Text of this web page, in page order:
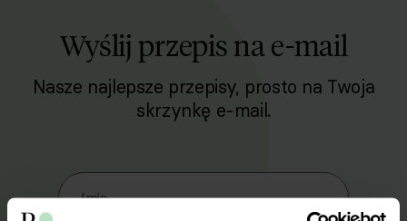
Wyślij przepis na e-mail
Nasze najlepsze przepisy, prosto na Twoja
skrzynkę e-mail.
Zapisz się do naszego Newslettera
Imię